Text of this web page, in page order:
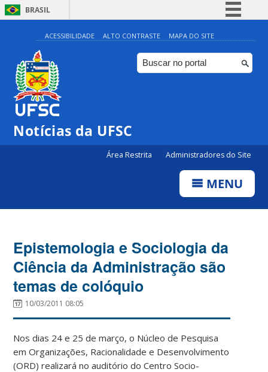
BRASIL
Simplifique!
Comunica BR
Participe
ACESSIBILIDADE ALTO CONTRASTE MAPA DO SITE
Notícias da UFSC
Área Restrita Administradores do Site
MENU
Epistemologia e Sociologia da
Ciência da Administração são
temas de colóquio
10/03/2011 08:05
Nos dias 24 e 25 de março, o Núcleo de Pesquisa
em Organizações, Racionalidade e Desenvolvimento
(ORD) realizará no auditório do Centro Socio-